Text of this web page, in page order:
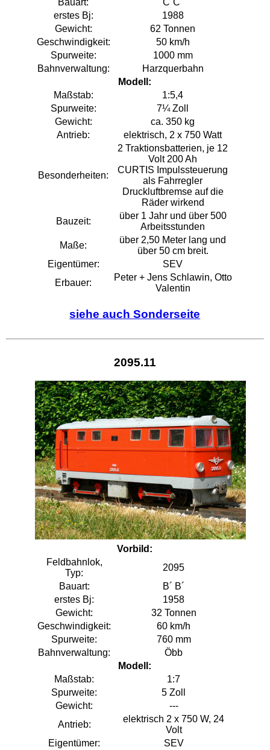
Bauart:
C`C`
erstes Bj:
1988
Gewicht:
62 Tonnen
Geschwindigkeit:
50 km/h
Spurweite:
1000 mm
Bahnverwaltung:
Harzquerbahn
Modell:
Maßstab:
1:5,4
Spurweite:
7¼ Zoll
Gewicht:
ca. 350 kg
Antrieb:
elektrisch, 2 x 750 Watt
Besonderheiten:
2 Traktionsbatterien, je 12
Volt 200 Ah
CURTIS Impulssteuerung
als Fahrregler
Druckluftbremse auf die
Räder wirkend
Bauzeit:
über 1 Jahr und über 500
Arbeitsstunden
Maße:
über 2,50 Meter lang und
über 50 cm breit.
Eigentümer:
SEV
Erbauer:
Peter + Jens Schlawin, Otto
Valentin
siehe auch Sonderseite
2095.11
Vorbild:
Feldbahnlok,
Typ:
2095
Bauart:
B´ B´
erstes Bj:
1958
Gewicht:
32 Tonnen
Geschwindigkeit:
60 km/h
Spurweite:
760 mm
Bahnverwaltung:
Öbb
Modell:
Maßstab:
1:7
Spurweite:
5 Zoll
Gewicht:
---
Antrieb:
elektrisch 2 x 750 W, 24
Volt
Eigentümer:
SEV